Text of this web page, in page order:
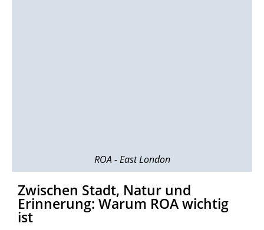
ROA - East London
Zwischen Stadt, Natur und
Erinnerung: Warum ROA wichtig
ist